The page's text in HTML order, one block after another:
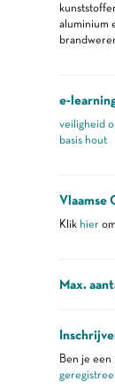
aluminium
e-
veiligheid
basis hout
Vlaamse
Klik hier
Max.
Ben je